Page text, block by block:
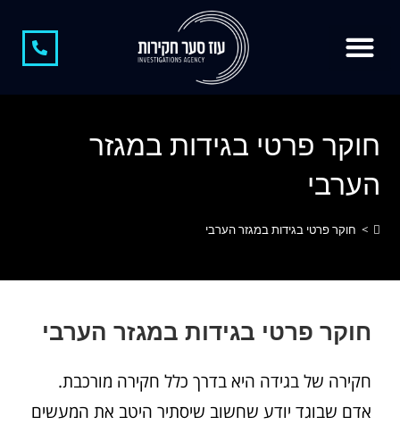
חוקר פרטי בגידות במגזר
הערבי
> חוקר פרטי בגידות במגזר הערבי
חוקר פרטי בגידות במגזר הערבי
חקירה של בגידה היא בדרך כלל חקירה מורכבת.
אדם שבוגד יודע שחשוב שיסתיר היטב את המעשים